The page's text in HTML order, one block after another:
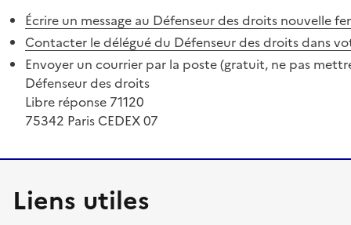
Écrire un message au Défenseur des droits nouvelle
Contacter le délégué du Défenseur des droits dans
Envoyer un courrier par la poste (gratuit, ne pas
Défenseur des droits
Libre réponse 71120
75342 Paris CEDEX 07
Liens utiles